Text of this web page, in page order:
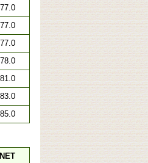
77.0
77.0
77.0
78.0
81.0
83.0
85.0
NET